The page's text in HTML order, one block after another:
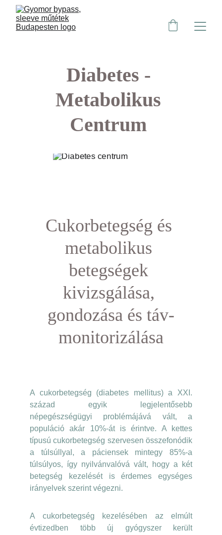
Diabetes -
Metabolikus
Centrum
Cukorbetegség és
metabolikus
betegségek
kivizsgálása,
gondozása és táv-
monitorizálása
A cukorbetegség (diabetes mellitus) a XXI.
század egyik legjelentősebb
népegészségügyi problémájává vált, a
populáció akár 10%-át is érintve. A kettes
típusú cukorbetegség szervesen összefonódik
a túlsúllyal, a páciensek mintegy 85%-a
túlsúlyos, így nyilvánvalóvá vált, hogy a két
betegség kezelését is érdemes egységes
irányelvek szerint végezni.
A cukorbetegség kezelésében az elmúlt
évtizedben több új gyógyszer került